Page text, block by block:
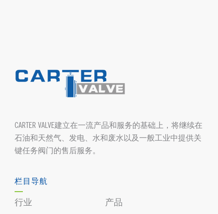
CARTER VALVE建立在一流产品和服务的基础上，将继续在
石油和天然气、发电、水和废水以及一般工业中提供关
键任务阀门的售后服务。
栏目导航
行业 产品